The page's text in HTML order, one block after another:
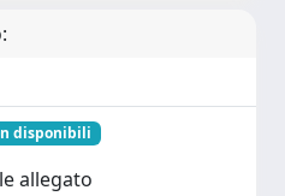
disponibili
allegato